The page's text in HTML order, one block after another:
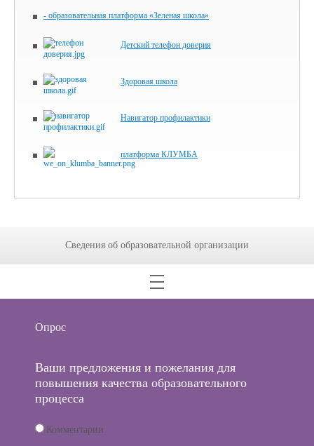
- образовательная платформа «Зеленая школа»
Детский телефон доверия
Здоровая школа
Навигатор профилактики
платформа КЛУМБА
Сведения об образовательной организации
Опрос
Ваши предложения и пожелания для
повышения качества образовательного
процесса
Комментарии